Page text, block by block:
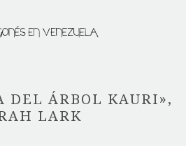
DEL ÁRBOL KAURI»,
LARK